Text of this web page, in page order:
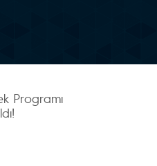
Programı